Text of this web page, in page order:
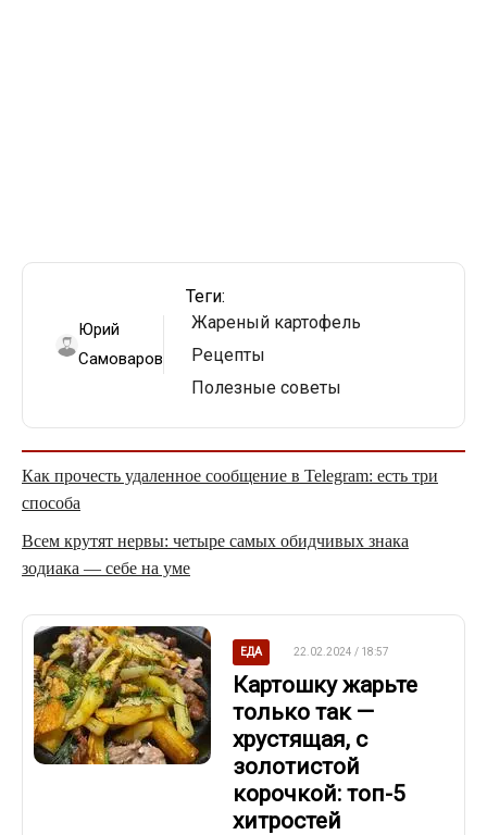
Юрий
Самоваров
Теги:
Жареный картофель
Рецепты
Полезные советы
Как прочесть удаленное сообщение в Telegram: есть три
способа
Всем крутят нервы: четыре самых обидчивых знака
зодиака — себе на уме
ЕДА 22.02.2024 / 18:57
Картошку жарьте
только так —
хрустящая, с
золотистой
корочкой: топ-5
хитростей